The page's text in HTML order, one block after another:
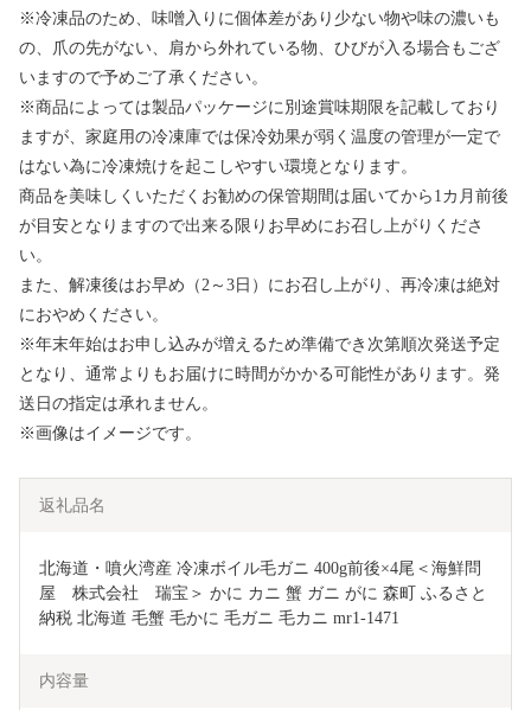
※冷凍品のため、味噌入りに個体差があり少ない物や味の濃いも
の、爪の先がない、肩から外れている物、ひびが入る場合もござ
いますので予めご了承ください。
※商品によっては製品パッケージに別途賞味期限を記載しており
ますが、家庭用の冷凍庫では保冷効果が弱く温度の管理が一定で
はない為に冷凍焼けを起こしやすい環境となります。
商品を美味しくいただくお勧めの保管期間は届いてから1カ月前後
が目安となりますので出来る限りお早めにお召し上がりくださ
い。
また、解凍後はお早め（2～3日）にお召し上がり、再冷凍は絶対
におやめください。
※年末年始はお申し込みが増えるため準備でき次第順次発送予定
となり、通常よりもお届けに時間がかかる可能性があります。発
送日の指定は承れません。
※画像はイメージです。
返礼品名
北海道・噴火湾産 冷凍ボイル毛ガニ 400g前後×4尾＜海鮮問
屋　株式会社　瑞宝＞ かに カニ 蟹 ガニ がに 森町 ふるさと
納税 北海道 毛蟹 毛かに 毛ガニ 毛カニ mr1-1471
内容量